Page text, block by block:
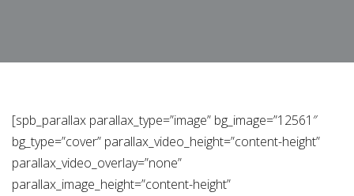
[spb_parallax parallax_type=”image” bg_image=”12561″
bg_type=”cover” parallax_video_height=”content-height”
parallax_video_overlay=”none”
parallax_image_height=”content-height”